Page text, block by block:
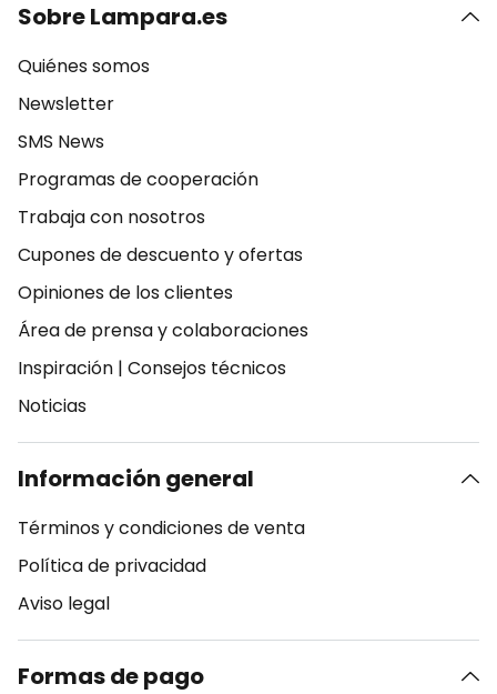
Sobre Lampara.es
Quiénes somos
Newsletter
SMS News
Programas de cooperación
Trabaja con nosotros
Cupones de descuento y ofertas
Opiniones de los clientes
Área de prensa y colaboraciones
Inspiración | Consejos técnicos
Noticias
Información general
Términos y condiciones de venta
Política de privacidad
Aviso legal
Formas de pago